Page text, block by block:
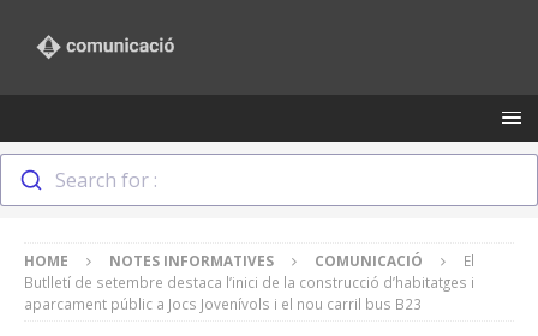
Search for :
HOME NOTES INFORMATIVES COMUNICACIÓ
El
Butlletí de setembre destaca l’inici de la construcció d’habitatges i
aparcament públic a Jocs Jovenívols i el nou carril bus B23